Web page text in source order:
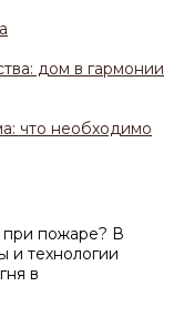
дом в гармонии
что необходимо
при пожаре? В
и технологии
в